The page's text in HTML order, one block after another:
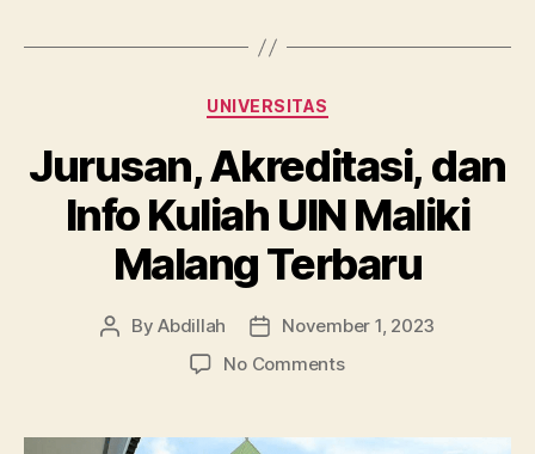
Categories
UNIVERSITAS
Jurusan, Akreditasi, dan
Info Kuliah UIN Maliki
Malang Terbaru
PostByAbdillah
Post
date
November 1, 2023
No Commentson
Info